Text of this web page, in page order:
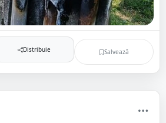
Distribuie Salvează